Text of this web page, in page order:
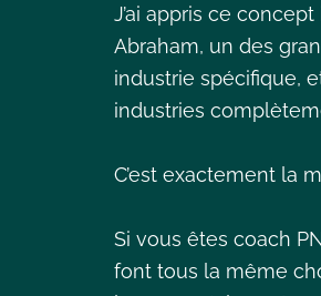
J’ai appris ce
Abraham, un des
industrie spécifique,
industries
C’est exactement la
Si vous êtes coach
font tous la même